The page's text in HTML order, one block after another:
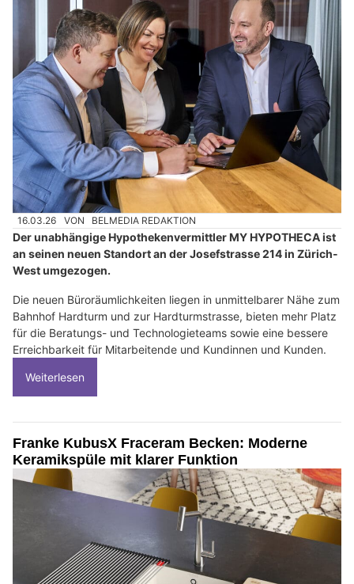
16.03.26 VON BELMEDIA REDAKTION
Der unabhängige Hypothekenvermittler MY HYPOTHECA ist
an seinen neuen Standort an der Josefstrasse 214 in Zürich-
West umgezogen.
Die neuen Büroräumlichkeiten liegen in unmittelbarer Nähe zum
Bahnhof Hardturm und zur Hardturmstrasse, bieten mehr Platz
für die Beratungs- und Technologieteams sowie eine bessere
Erreichbarkeit für Mitarbeitende und Kundinnen und Kunden.
Weiterlesen
Franke KubusX Fraceram Becken: Moderne
Keramikspüle mit klarer Funktion